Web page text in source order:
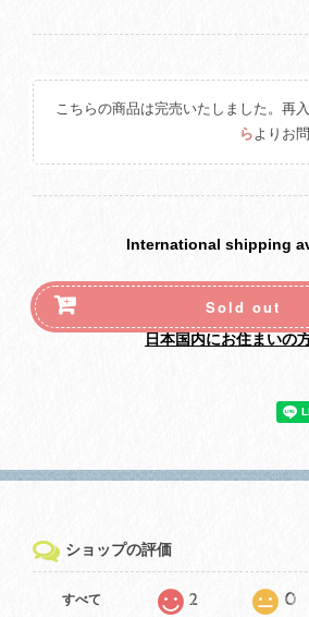
こちらの商品は完売いたしました。再
らよりお
International shipping
Sold out
日本国内にお住まいの
ショップの評価
すべて 2 0